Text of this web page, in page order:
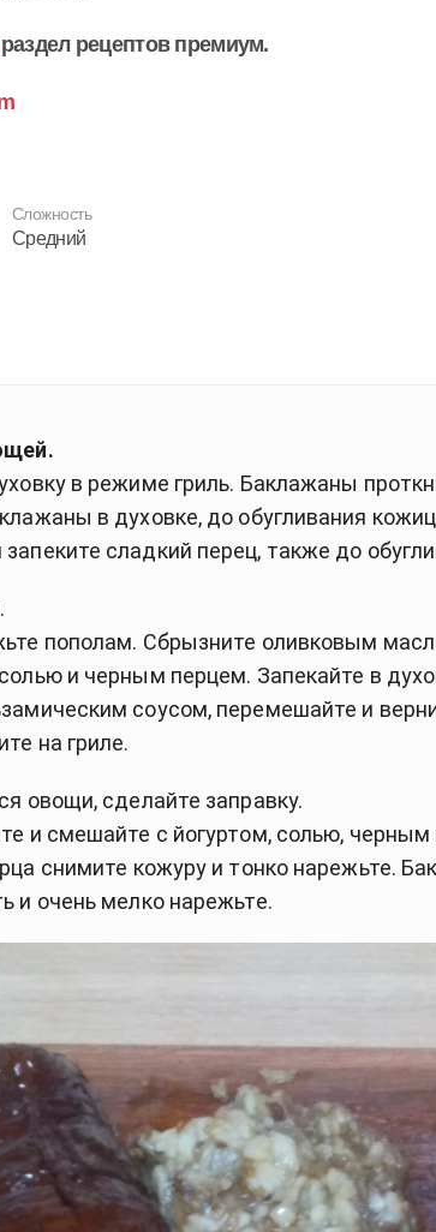
рецептов премиум.
Сложность
Средний
в режиме гриль. Баклажаны
в духовке, до обугливания
сладкий перец, также до
пополам. Сбрызните оливковым
и черным перцем. Запекайте в
соусом, перемешайте и
на гриле.
овощи, сделайте заправку.
и смешайте с йогуртом, солью,
снимите кожуру и тонко нарежьте.
и очень мелко нарежьте.